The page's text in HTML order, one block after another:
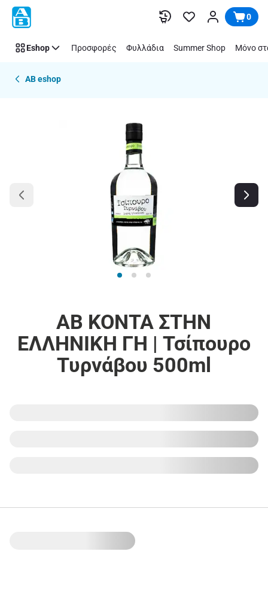
Παράλειψη 0
Eshop Προσφορές Φυλλάδια Summer Shop Μόνο
AB eshop
ΑΒ ΚΟΝΤΑ ΣΤΗΝ
ΕΛΛΗΝΙΚΗ ΓΗ | Τσίπουρο
Τυρνάβου 500ml